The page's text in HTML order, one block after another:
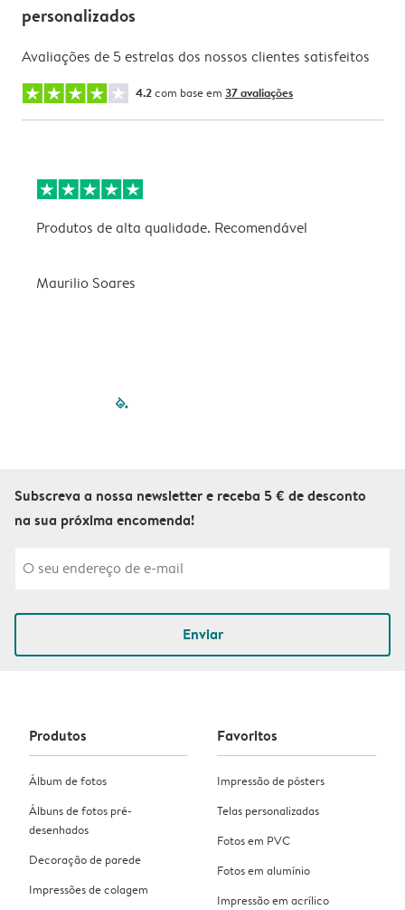
personalizados
Avaliações de 5 estrelas dos nossos clientes satisfeitos
4.2com base em 37 avaliações
Produtos de alta qualidade. Recomendável
Maurilio Soares
filled-pagination
Subscreva a nossa newsletter e receba 5 € de desconto
na sua próxima encomenda!
Enviar
Produtos
Álbum de fotos
Álbuns de fotos pré-
desenhados
Decoração de parede
Impressões de colagem
Favoritos
Impressão de pósters
Telas personalizadas
Fotos em PVC
Fotos em alumínio
Impressão em acrílico